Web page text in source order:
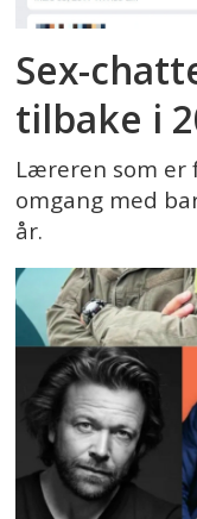
Sex-
tilbake i
Læreren som er
omgang med
år.